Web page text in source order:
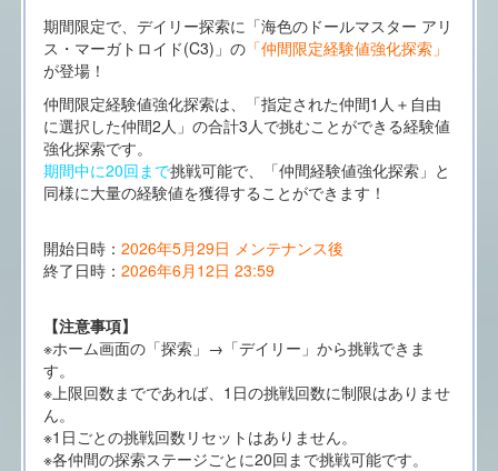
期間限定で、デイリー探索に「海色のドールマスター アリ
ス・マーガトロイド(C3)」の「仲間限定経験値強化探索」
が登場！
仲間限定経験値強化探索は、「指定された仲間1人＋自由
に選択した仲間2人」の合計3人で挑むことができる経験値
強化探索です。
期間中に20回まで挑戦可能で、「仲間経験値強化探索」と
同様に大量の経験値を獲得することができます！
開始日時： 2026年5月29日 メンテナンス後
終了日時： 2026年6月12日 23:59
【注意事項】
※ホーム画面の「探索」→「デイリー」から挑戦できま
す。
※上限回数までであれば、1日の挑戦回数に制限はありませ
ん。
※1日ごとの挑戦回数リセットはありません。
※各仲間の探索ステージごとに20回まで挑戦可能です。